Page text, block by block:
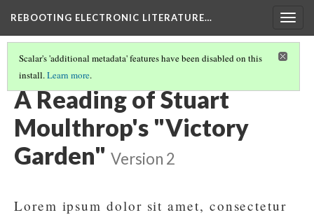
REBOOTING ELECTRONIC LITERATURE…
Scalar's 'additional metadata' features have been disabled on this
install.Learn more.
STUART MOULTHROP'S "VICTORY GARDEN"
A Reading of Stuart
Moulthrop's "Victory
Garden" Version 2
Lorem ipsum dolor sit amet, consectetur